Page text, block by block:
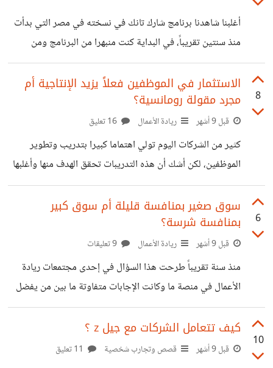
المهمة التي كنت أظنها سهلة وفرصة لإظهار تميزي. لكن صدمت
عندما وجدت أنه مطلوب مني رعاة من الشركات على مستوى
عالي
أغلبنا شاهدنا برنامج شارك تانك في نسخته في مصر التي بدأت
منذ سنتين تقريباً، في البداية كنت منبهرا من البرنامج ومن
طريقة تقديمه وكيف أضاف لي الكثير في مصطلحات ريادة
الأعمال وزاد اطلاعي عن السوق والمشاريع الجديدة المبهرة، لكن
كأي شئ ينقسم الناس في رأيهم لفريقين. هناك من يرى أن هذا
البرنامج يقدم فعلا قيمة حقيقة ويزيد من وعي الناس بخصوص
ريادة الأعمال ويحفزهم على إنشاء مشاريعهم وأن التمويل ليس
عقبلذة ما دامت الفكرة جيدة، بالإضافة إلي دعم ريادة الأعمال
8
الاستثمار في الموظفين فعلاً يزيد الإنتاجية أم
مجرد مقولة رومانسية؟
قبل 9 أشهر ريادة الأعمال
كثير من الشركات اليوم تولي اهتماما كبيرا بتدريب وتطوير
الموظفين، لكن أشك أن هذه التدريبات تحقق الهدف منها وأغلبها
أصبح مجرد كلمة رومانسية تستخدمها للشركات لاستقطاب أفضل
الموظفين او حتى الحفاظ على الموظفين الحاليين. لذلك أرى أنه
كصاحب مشروع إذا أردت أن تطور من الموظفين من أجل تطوير
الشركة فعلا، فيجب أن تدرس احتياجاتهم ومشاكلهم في العمل
وتعمل على توفير برامج تدريبية قوية تنمي من خلالها مهاراتهم
التقنية وحتى مهاراتهم الناعمة وأيضا مهاراتهم الرقمية بما
6
سوق صغير بمنافسة قليلة أم سوق كبير
بمنافسة شرسة؟
قبل 9 أشهر ريادة الأعمال
منذ سنة تقريباً طرحت هذا السؤال في إحدى مجتمعات ريادة
الأعمال في منصة ما وكانت الإجابات متفاوتة ما بين من يفضل
الاختيار الأول أو الاختيار الثاني، في حين أشار أحدهم على سوق
ثالث موجود وبه فرصة أفضل من الاثنين ألا وهو سوق كبير
10
كيف تتعامل الشركات مع جيل z ؟
قبل 9 أشهر قصص وتجارب شخصية